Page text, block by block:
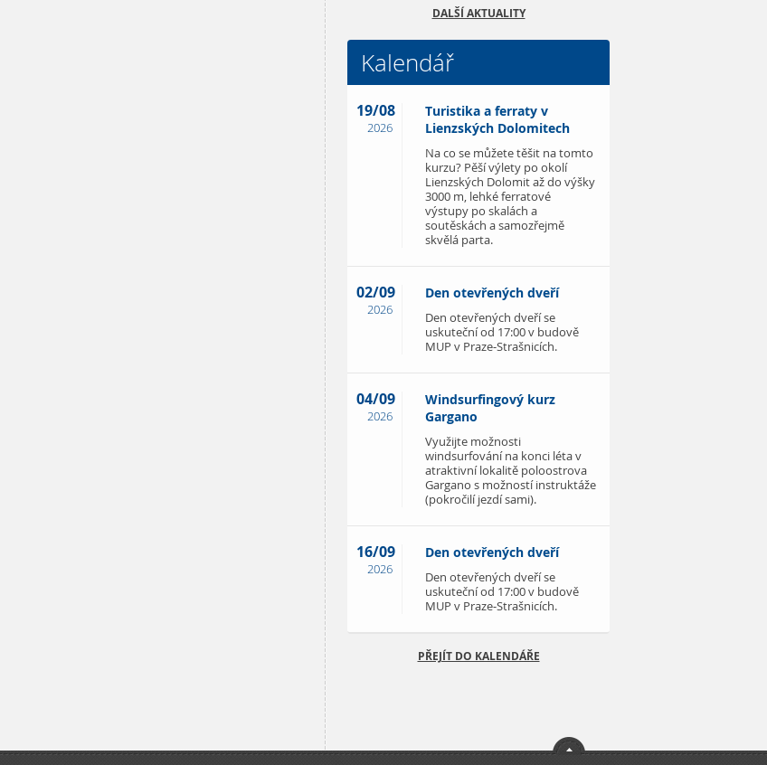
DALŠÍ AKTUALITY
Kalendář
19/08
2026
Turistika a ferraty v
Lienzských Dolomitech
Na co se můžete těšit na tomto
kurzu? Pěší výlety po okolí
Lienzských Dolomit až do výšky
3000 m, lehké ferratové
výstupy po skalách a
soutěskách a samozřejmě
skvělá parta.
02/09
2026
Den otevřených dveří
Den otevřených dveří se
uskuteční od 17:00 v budově
MUP v Praze-Strašnicích.
04/09
2026
Windsurfingový kurz
Gargano
Využijte možnosti
windsurfování na konci léta v
atraktivní lokalitě poloostrova
Gargano s možností instruktáže
(pokročilí jezdí sami).
16/09
2026
Den otevřených dveří
Den otevřených dveří se
uskuteční od 17:00 v budově
MUP v Praze-Strašnicích.
PŘEJÍT DO KALENDÁŘE